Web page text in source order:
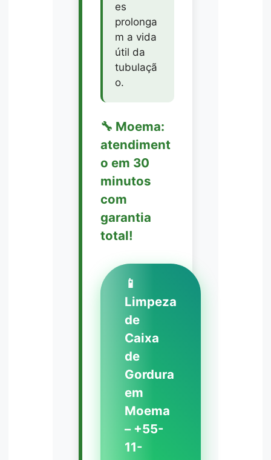
es
prolonga
m a vida
útil da
tubulaçã
o.
🔧 Moema:
atendiment
o em 30
minutos
com
garantia
total!
📱
Limpeza
de
Caixa
de
Gordura
em
Moema
– +55-
11-